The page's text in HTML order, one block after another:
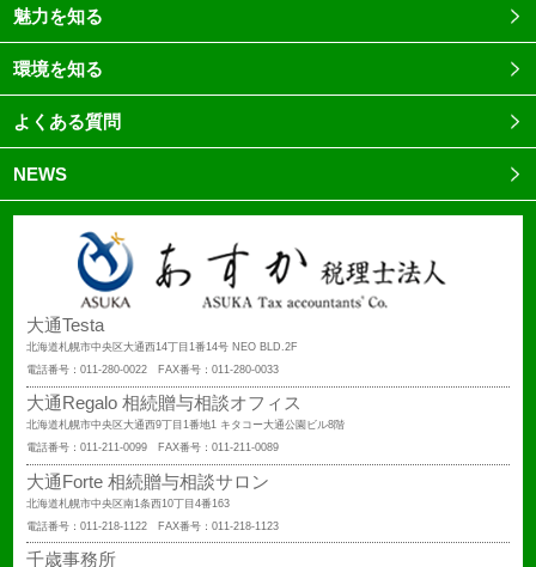
魅力を知る
環境を知る
よくある質問
NEWS
大通Testa
北海道札幌市中央区大通西14丁目1番14号 NEO BLD.2F
電話番号：011-280-0022 FAX番号：011-280-0033
大通Regalo 相続贈与相談オフィス
北海道札幌市中央区大通西9丁目1番地1 キタコー大通公園ビル8階
電話番号：011-211-0099 FAX番号：011-211-0089
大通Forte 相続贈与相談サロン
北海道札幌市中央区南1条西10丁目4番163
電話番号：011-218-1122 FAX番号：011-218-1123
千歳事務所